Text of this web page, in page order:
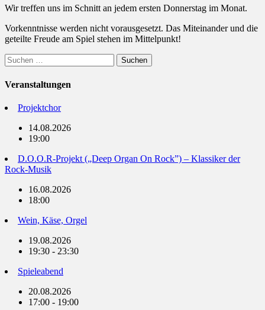
Wir treffen uns im Schnitt an jedem ersten Donnerstag im Monat.
Vorkenntnisse werden nicht vorausgesetzt. Das Miteinander und die
geteilte Freude am Spiel stehen im Mittelpunkt!
Suchen
nach:
Veranstaltungen
Projektchor
14.08.2026
19:00
D.O.O.R-Projekt („Deep Organ On Rock”) – Klassiker der
Rock-Musik
16.08.2026
18:00
Wein, Käse, Orgel
19.08.2026
19:30 - 23:30
Spieleabend
20.08.2026
17:00 - 19:00